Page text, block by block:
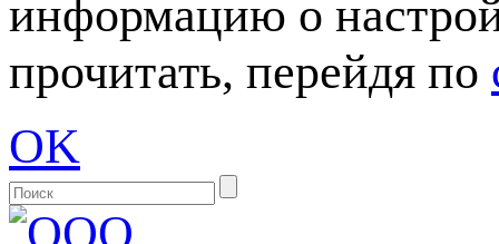
информацию о
прочитать, перейдя по
OK